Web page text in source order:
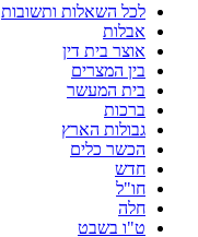
לכל השאלות ותשובות
אבלות
אוצר בית דין
בין המצרים
בית המעשר
ברכות
גבולות הארץ
הכשר כלים
חדש
חו"ל
חלה
ט"ו בשבט